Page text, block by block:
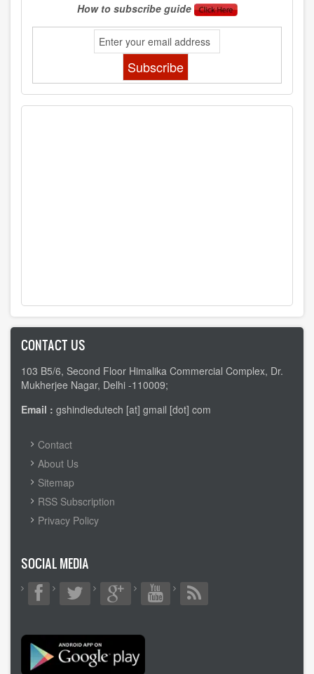
How to subscribe guide
CONTACT US
103 B5/6, Second Floor Himalika Commercial Complex, Dr.
Mukherjee Nagar, Delhi -110009;
Email : gshindiedutech [at] gmail [dot] com
FOOTER
MENU
Contact
About Us
Sitemap
RSS Subscription
Privacy Policy
SOCIAL MEDIA